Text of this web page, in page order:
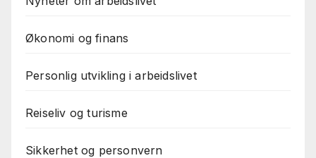
Økonomi og finans
Personlig utvikling i arbeidslivet
Reiseliv og turisme
Sikkerhet og personvern